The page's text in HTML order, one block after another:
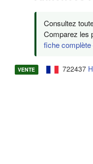
Consultez
Comparez les
fiche complète
VENTE 722437